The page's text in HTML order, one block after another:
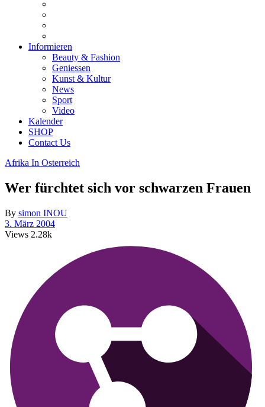
Informieren
Beauty & Fashion
Geniessen
Kunst & Kultur
News
Sport
Video
Kalender
SHOP
Contact Us
Afrika In Osterreich
Wer fürchtet sich vor schwarzen Frauen
By simon INOU
3. März 2004
Views 2.28k